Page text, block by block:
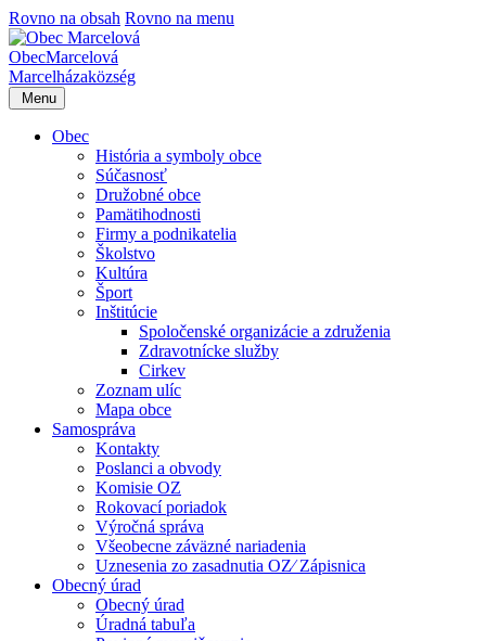
Rovno na obsah Rovno na menu
ObecMarcelová
Marcelházaközség
Menu
Obec
História a symboly obce
Súčasnosť
Družobné obce
Pamätihodnosti
Firmy a podnikatelia
Školstvo
Kultúra
Šport
Inštitúcie
Spoločenské organizácie a združenia
Zdravotnícke služby
Cirkev
Zoznam ulíc
Mapa obce
Samospráva
Kontakty
Poslanci a obvody
Komisie OZ
Rokovací poriadok
Výročná správa
Všeobecne záväzné nariadenia
Uznesenia zo zasadnutia OZ⁄ Zápisnica
Obecný úrad
Obecný úrad
Úradná tabuľa